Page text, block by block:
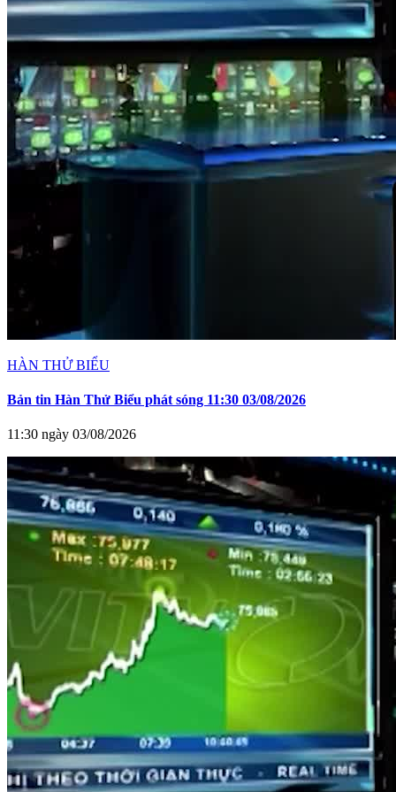
HÀN THỬ BIỂU
Bản tin Hàn Thử Biểu phát sóng 11:30 03/08/2026
11:30 ngày 03/08/2026